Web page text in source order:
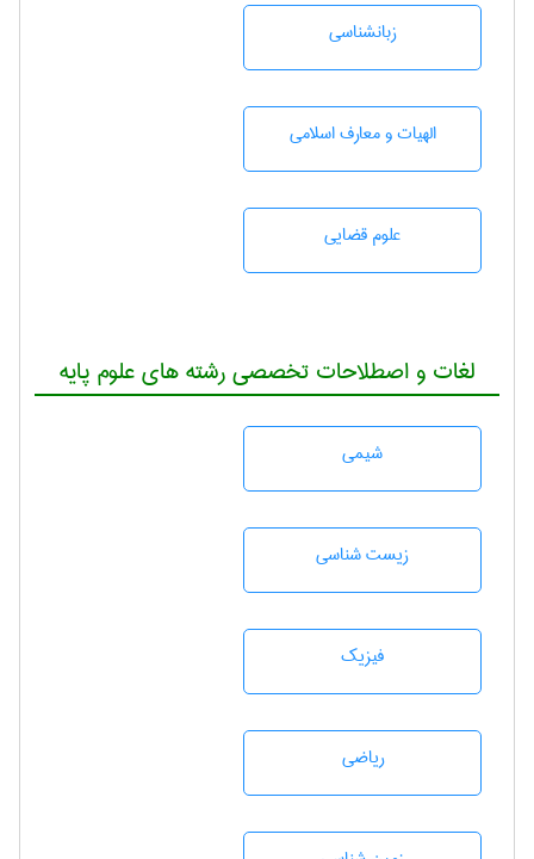
زبانشناسی
الهیات و معارف اسلامی
علوم قضایی
لغات و اصطلاحات تخصصی رشته های علوم پایه
شيمی
زيست شناسی
فیزیک
رياضی